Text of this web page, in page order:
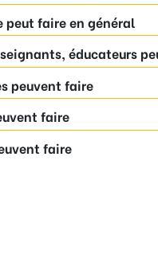
peut faire en général
éducateurs
peuvent faire
faire
faire